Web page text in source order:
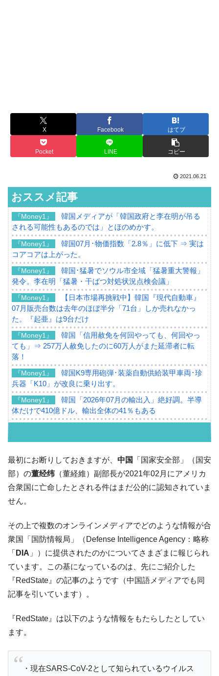
X Facebook はてブ
Pocket LINE コピー
2021.06.21
おススメ記事
『Money1』
韓国メディアが「韓国政府と李在明が吊る
される可能性もあるのでは」とほのめかす。
『Money1』
韓国07月･物価指数「2.8％」に低下 ⇒ 実は
コアコアは上がった。
『Money1』
韓国･猛暑でソウル市全域「猛暑重大警報」
発令。李在明「猛暑・干ばつ対処状況点検会議」
『Money1』
【日本市場再挑戦中】韓国『現代自動車』
07月販売台数は去年のほぼ半分「71台」しか売れなかっ
た。『起亜』は9台だけ
『Money1』
韓国「信用赦免を何回やっても、何回やっ
ても」⇒ 257万人赦免したのに60万人がまた延滞者に転
落！
『Money1』
韓国K9専用砲弾･装薬自動供給装甲車両･珍
兵器「K10」が改良に乗り出す。
『Money1』
韓国「2026年07月の輸出入」絶好調。半導
体だけで410億ドル、輸出全体の41％もある
『Money1』
【韓国の外貨準備】2026年07月は4,279億ド
ル。外平債の発行「19.4億ドル」
ーにウソのデータを入力したのは明白だ」
『Money1』
韓国は「中国と同じく」投資に不適格な国
だ。
『Money1』
『韓国銀行』が「金の保有量を増やしま
す」⇒「金を経由するドル入手」手段ではないのか？
『Money1』
韓国･外為取引量「1日当たり1,214.4億ド
ル」まで拡大 ⇒ 海外資金の動きに強く左右される状態
『Money1』
韓国･帰ってきた李在明。李在明を支持しな
た ⇒ 国家が行った恐るべき株価操作であり、空前の国政壟
断
最初にお断りしておきますが、 中国
「国家安全部」（国安
部）の董经纬（董経維）副部長が2021年02月にアメリカ
合衆国に亡命したとされる件はまだ公的に認知されていま
せん。
その上で複数のオンラインメディアでどのような情報が合
衆国「国防情報局」（Defense Intelligence Agency：略称
「 DIA 」）に提供されたのかについてさまざまに報じられ
ています。この基になっているのは、先にご紹介した
『RedState』の記事のようです（中国語メディアでも同
記事を引いています）。
『RedState』は以下のような情報をもたらしたとしてい
ます。
・現在SARS-CoV-2として知られているウイルス